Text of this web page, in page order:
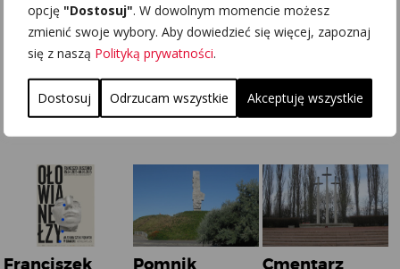
opcję "Dostosuj". W dowolnym momencie możesz
zmienić swoje wybory. Aby dowiedzieć się więcej, zapoznaj
się z naszą Polityką prywatności.
Dostosuj Odrzucam wszystkie Akceptuję wszystkie
PODOBNE INFORMACJE
Franciszek
Pomnik
Cmentarz